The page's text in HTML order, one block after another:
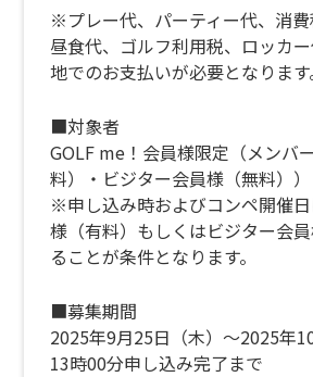
※プレー代、パーティー代、消費
昼食代、ゴルフ利用税、ロッカ
地でのお支払いが必要となります
■対象者
GOLF me！会員様限定（メンバ
料）・ビジター会員様（無料））
※申し込み時およびコンペ開催
様（有料）もしくはビジター会
ることが条件となります。
■募集期間
2025年9月25日（木）～2025年
13時00分申し込み完了まで